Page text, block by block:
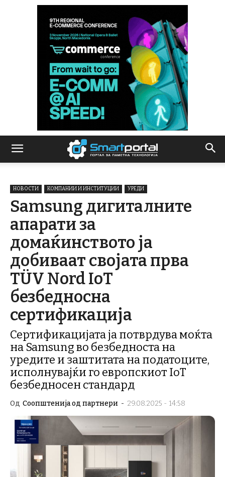
НОВОСТИ КОМПАНИИ И ИНСТИТУЦИИ УРЕДИ
Samsung дигиталните
апарати за
домаќинството ја
добиваат својата прва
TÜV Nord IoT
безбедносна
сертификација
Сертификацијата ја потврдува моќта
на Samsung во безбедноста на
уредите и заштитата на податоците,
исполнувајќи го европскиот IoT
безбедносен стандард
Од Соопштенија од партнери - 29.08.2025 - 14:58